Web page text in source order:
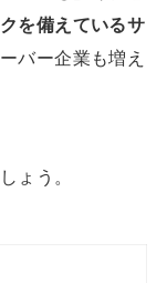
を備えているサ
バー企業も増え
ょう。